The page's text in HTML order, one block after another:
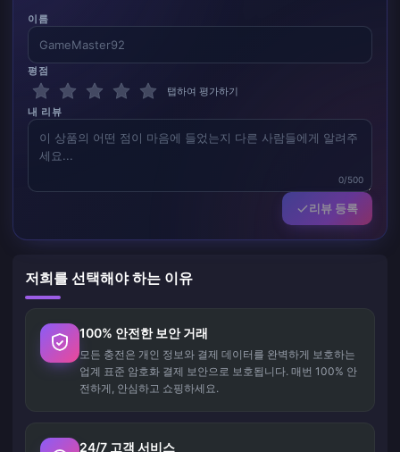
이름
평점
탭하여 평가하기
내 리뷰
0/500
리뷰 등록
저희를 선택해야 하는 이유
100% 안전한 보안 거래
모든 충전은 개인 정보와 결제 데이터를 완벽하게 보호하는
업계 표준 암호화 결제 보안으로 보호됩니다. 매번 100% 안
전하게, 안심하고 쇼핑하세요.
24/7 고객 서비스